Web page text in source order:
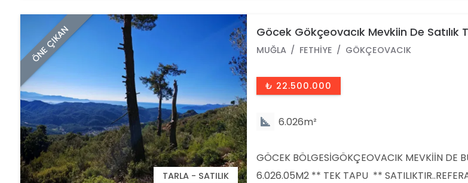
ÖNE ÇIKAN
TARLA - SATILIK
Göcek Gökçeovacık Mevkiin De Satılık
MUĞLA FETHIYE GÖKÇEOVACIK
₺ 22.500.000
6.026m²
GÖCEK BÖLGESİGÖKÇEOVACIK MEVKİİN DE
6.026.05M2 ** TEK TAPU **